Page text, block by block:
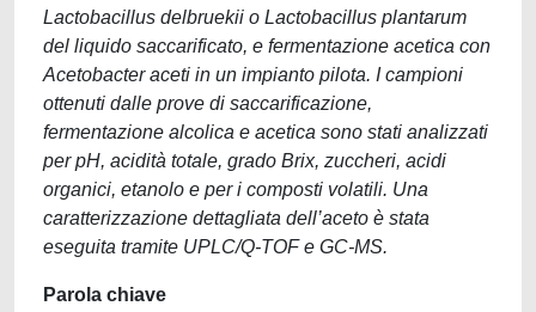
Lactobacillus delbruekii o Lactobacillus plantarum
del liquido saccarificato, e fermentazione acetica con
Acetobacter aceti in un impianto pilota. I campioni
ottenuti dalle prove di saccarificazione,
fermentazione alcolica e acetica sono stati analizzati
per pH, acidità totale, grado Brix, zuccheri, acidi
organici, etanolo e per i composti volatili. Una
caratterizzazione dettagliata dell’aceto è stata
eseguita tramite UPLC/Q-TOF e GC-MS.
Parola chiave